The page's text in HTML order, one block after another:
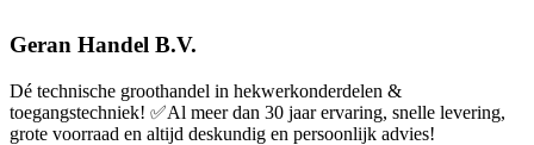
Geran Handel B.V.
Dé technische groothandel in hekwerkonderdelen &
toegangstechniek! ✅Al meer dan 30 jaar ervaring, snelle levering,
grote voorraad en altijd deskundig en persoonlijk advies!